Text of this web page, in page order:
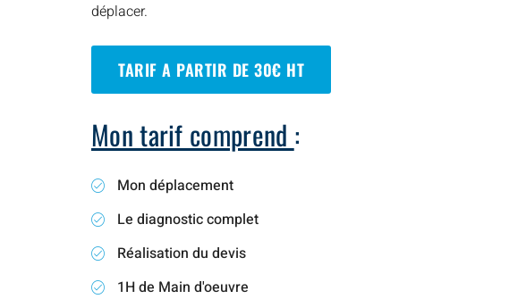
déplacer.
TARIF A PARTIR DE 30€ HT
Mon tarif comprend :
Mon déplacement
Le diagnostic complet
Réalisation du devis
1H de Main d'oeuvre